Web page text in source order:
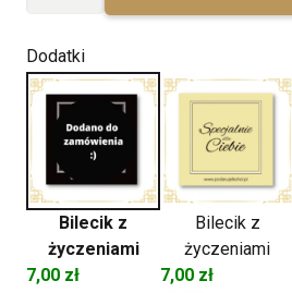
Of
Dufftown
letni
Dodatki
Bilecik z
życzeniami
7,00 zł
Bilecik z
życzeniami
7,00 zł